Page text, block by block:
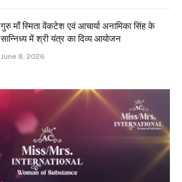
गुरु माँ स्मिता वेंकटेश एवं आचार्या अनामिका सिंह के
सान्निध्य में श्री यंत्र का दिव्य आयोजन
June 8, 2026